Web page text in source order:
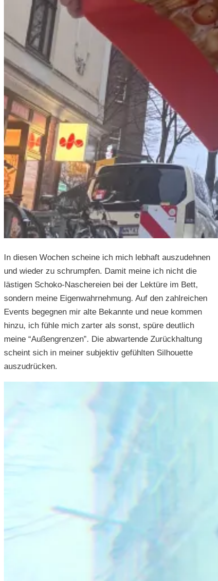
In diesen Wochen scheine ich mich lebhaft auszudehnen
und wieder zu schrumpfen. Damit meine ich nicht die
lästigen Schoko-Naschereien bei der Lektüre im Bett,
sondern meine Eigenwahrnehmung. Auf den zahlreichen
Events begegnen mir alte Bekannte und neue kommen
hinzu, ich fühle mich zarter als sonst, spüre deutlich
meine “Außengrenzen”. Die abwartende Zurückhaltung
scheint sich in meiner subjektiv gefühlten Silhouette
auszudrücken.